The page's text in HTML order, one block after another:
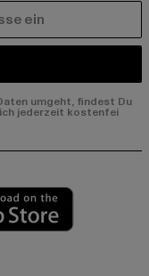
umgeht, findest Du
jederzeit kostenfei